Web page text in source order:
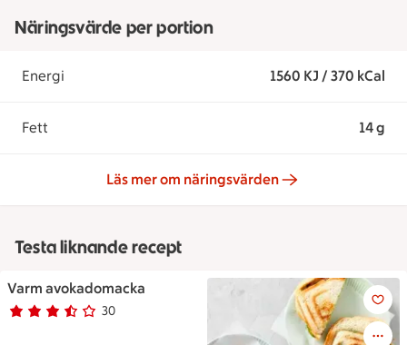
Näringsvärde per portion
Energi 1560 KJ / 370 kCal
Fett 14 g
Läs mer om näringsvärden
Testa liknande recept
Varm avokadomacka
Betyg 3.5 av 5. 30
30 personer har röstat
Varm avokadomacka